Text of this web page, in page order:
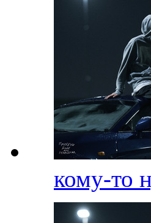
кому-то